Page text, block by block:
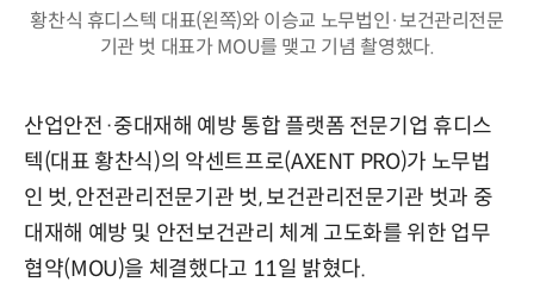
황찬식 휴디스텍 대표(왼쪽)와 이승교 노무법인·보건관리전문
기관 벗 대표가 MOU를 맺고 기념 촬영했다.
산업안전·중대재해 예방 통합 플랫폼 전문기업 휴디스
텍(대표 황찬식)의 악센트프로(AXENT PRO)가 노무법
인 벗, 안전관리전문기관 벗, 보건관리전문기관 벗과 중
대재해 예방 및 안전보건관리 체계 고도화를 위한 업무
협약(MOU)을 체결했다고 11일 밝혔다.